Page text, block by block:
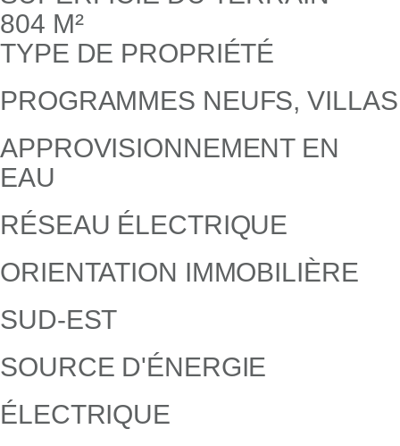
804 M²
TYPE DE PROPRIÉTÉ
PROGRAMMES NEUFS, VILLAS
APPROVISIONNEMENT EN
EAU
RÉSEAU ÉLECTRIQUE
ORIENTATION IMMOBILIÈRE
SUD-EST
SOURCE D'ÉNERGIE
ÉLECTRIQUE